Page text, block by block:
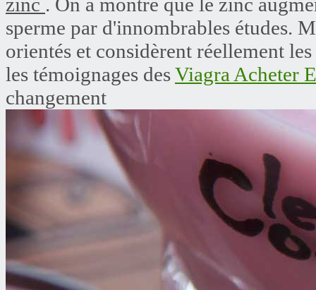
sperme par d'innombrables études.
orientés et considèrent réellement
les témoignages desViagra Acheter
changement